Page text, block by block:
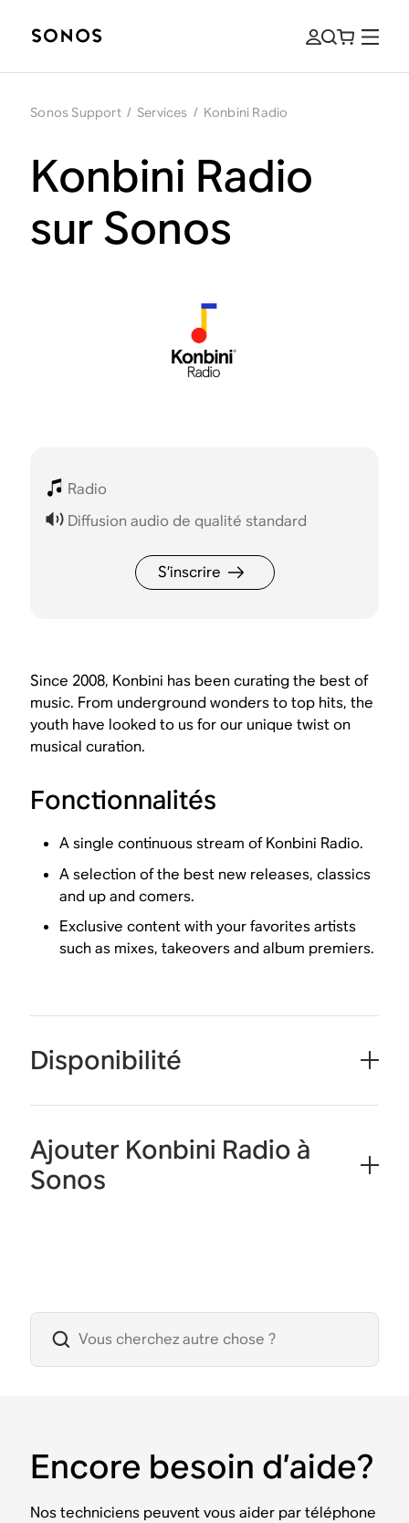
Sonos Support / Services / Konbini Radio
Konbini Radio
sur Sonos
Radio
Diffusion audio de qualité standard
S’inscrire
Since 2008, Konbini has been curating the best of
music. From underground wonders to top hits, the
youth have looked to us for our unique twist on
musical curation.
Fonctionnalités
A single continuous stream of Konbini Radio.
A selection of the best new releases, classics
and up and comers.
Exclusive content with your favorites artists
such as mixes, takeovers and album premiers.
Disponibilité
Ajouter Konbini Radio à
Sonos
Encore besoin d’aide?
Nos techniciens peuvent vous aider par téléphone